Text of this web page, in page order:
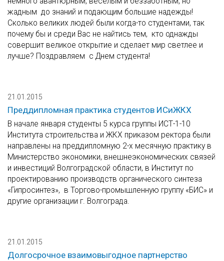
жадным до знаний и подающим большие надежды!
Сколько великих людей были когда-то студентами, так
почему бы и среди Вас не найтись тем, кто однажды
совершит великое открытие и сделает мир светлее и
лучше? Поздравляем с Днем студента!
21.01.2015
Преддипломная практика студентов ИСиЖКХ
В начале января студенты 5 курса группы ИСТ-1-10
Института строительства и ЖКХ приказом ректора были
направлены на преддипломную 2-х месячную практику в
Министерство экономики, внешнеэкономических связей
и инвестиций Волгоградской области, в Институт по
проектированию производств органического синтеза
«Гипросинтез», в Торгово-промышленную группу «БИС» и
другие организации г. Волгограда.
21.01.2015
Долгосрочное взаимовыгодное партнерство